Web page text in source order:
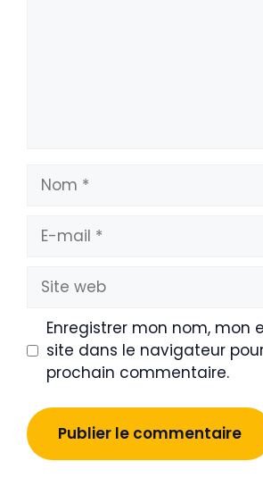
Nom
mail
Site
web
Enregistrer mon nom, mon
site dans le navigateur
prochain commentaire.